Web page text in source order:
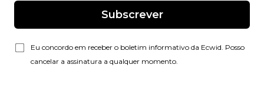
Subscrever
Eu concordo em receber o boletim informativo da Ecwid. Posso
cancelar a assinatura a qualquer momento.